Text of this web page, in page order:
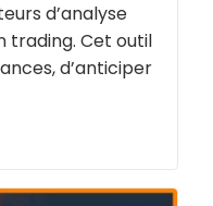
d’analyse
trading. Cet outil
d’anticiper